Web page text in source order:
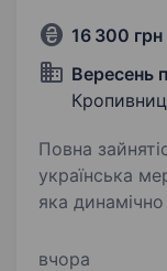
16 300 грн
Вересень
Повна зайнятість. «Файно
українська
яка
магазину по
вчора